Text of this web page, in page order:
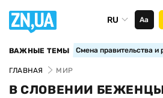
RU Аа
ВАЖНЫЕ ТЕМЫ Смена правительства и
ГЛАВНАЯ МИР
В СЛОВЕНИИ